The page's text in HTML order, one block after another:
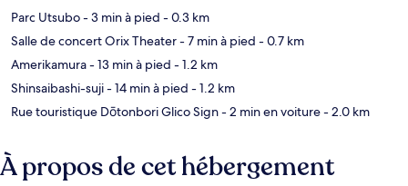
Parc Utsubo- 3 min à pied - 0.3 km
Salle de concert Orix Theater- 7 min à pied - 0.7 km
Amerikamura- 13 min à pied - 1.2 km
Shinsaibashi-suji- 14 min à pied - 1.2 km
Rue touristique Dōtonbori Glico Sign- 2 min en voiture- 2.0 km
À propos de cet hébergement